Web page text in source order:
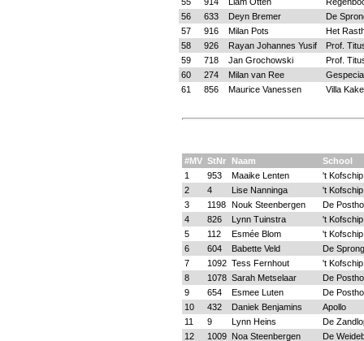
56
633 Deyn Bremer
De
57
916 Milan Pots
Het
58
926 Rayan Johannes Yusif
Prof.
59
718 Jan Grochowski
Prof.
60
274 Milan van Ree
61
856 Maurice Vanessen Villa
#MV StNr Naam
School
1
953 Maaike Lenten
't Kofschip
2
4 Lise Nanninga
't Kofschip
3
1198 Nouk Steenbergen
De
4
826 Lynn Tuinstra
't Kofschip
5
112 Esmée Blom
't Kofschip
6
604 Babette Veld
De Sprong
7
1092 Tess Fernhout
't Kofschip
8
1078 Sarah Metselaar
De
9
654 Esmee Luten
De
10
432 Daniek Benjamins
Apollo
11
9 Lynn Heins
De
12
1009 Noa Steenbergen
De